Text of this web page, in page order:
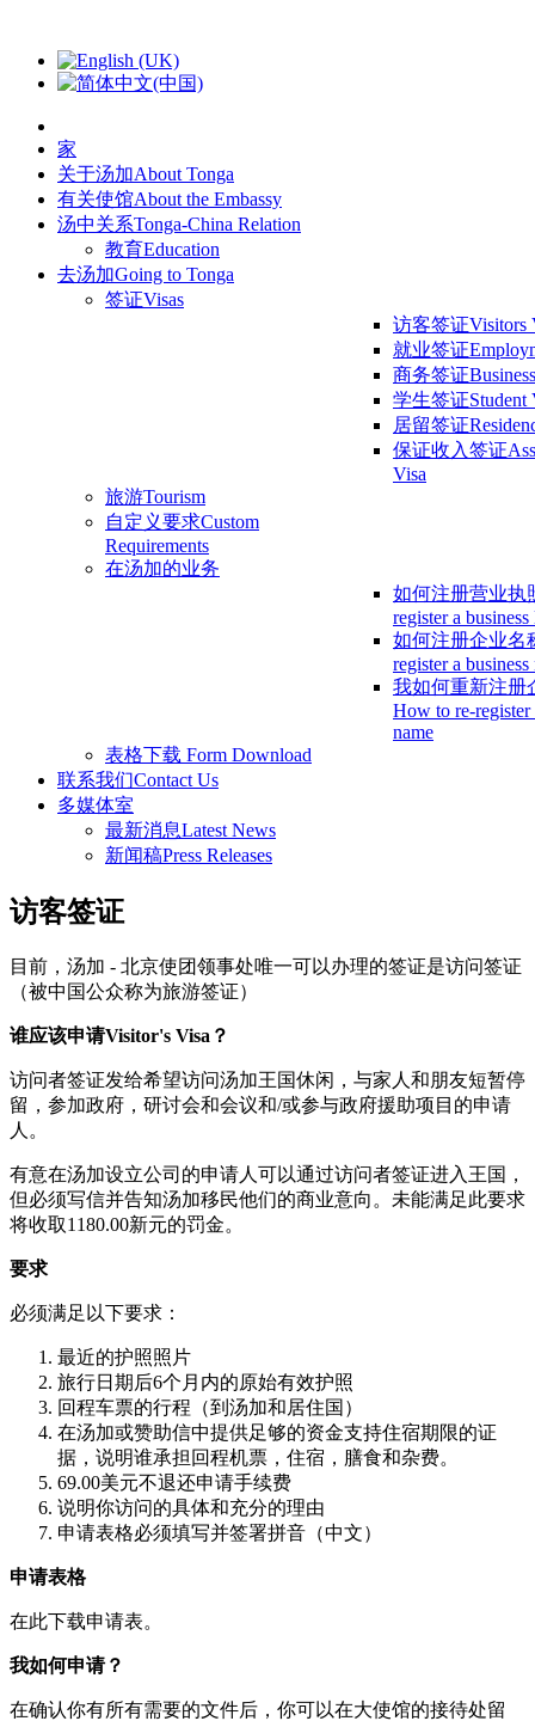
家
关于汤加About Tonga
有关使馆About the Embassy
汤中关系Tonga-China Relation
教育Education
去汤加Going to Tonga
签证Visas
访客签证Visitors
就业签证
商务签证
学生签证Student
居留签证
保证收入签证
Visa
旅游Tourism
自定义要求Custom
Requirements
在汤加的业务
如何注册营业执
register a business
如何注册企业名
register a business
我如何重新注册
How to re-register
name
表格下载 Form Download
联系我们Contact Us
多媒体室
最新消息Latest News
新闻稿Press Releases
访客签证
目前，汤加 - 北京使团领事处唯一可以办理的签证是访问签证
（被中国公众称为旅游签证）
谁应该申请Visitor's Visa？
访问者签证发给希望访问汤加王国休闲，与家人和朋友短暂停
留，参加政府，研讨会和会议和/或参与政府援助项目的申请
人。
有意在汤加设立公司的申请人可以通过访问者签证进入王国，
但必须写信并告知汤加移民他们的商业意向。未能满足此要求
将收取1180.00新元的罚金。
要求
必须满足以下要求：
最近的护照照片
旅行日期后6个月内的原始有效护照
回程车票的行程（到汤加和居住国）
在汤加或赞助信中提供足够的资金支持住宿期限的证
据，说明谁承担回程机票，住宿，膳食和杂费。
69.00美元不退还申请手续费
说明你访问的具体和充分的理由
申请表格必须填写并签署拼音（中文）
申请表格
在此下载申请表。
我如何申请？
在确认你有所有需要的文件后，你可以在大使馆的接待处留